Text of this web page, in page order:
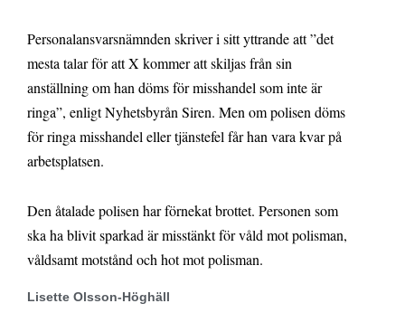
Personalansvarsnämnden skriver i sitt yttrande att ”det
mesta talar för att X kommer att skiljas från sin
anställning om han döms för misshandel som inte är
ringa”, enligt Nyhetsbyrån Siren. Men om polisen döms
för ringa misshandel eller tjänstefel får han vara kvar på
arbetsplatsen.
Den åtalade polisen har förnekat brottet. Personen som
ska ha blivit sparkad är misstänkt för våld mot polisman,
våldsamt motstånd och hot mot polisman.
Lisette Olsson-Höghäll